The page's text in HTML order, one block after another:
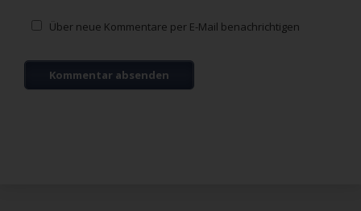
Über neue Kommentare per E-Mail benachrichtigen